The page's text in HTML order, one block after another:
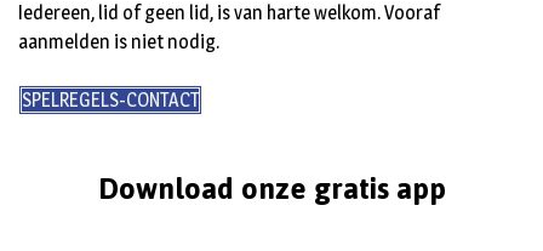
Iedereen, lid of geen lid, is van harte welkom. Vooraf
aanmelden is niet nodig.
SPELREGELS-CONTACT
Download onze gratis app